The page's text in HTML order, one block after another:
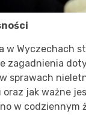
w Wyczechach
zagadnienia
sprawach
jak ważne
w codziennym